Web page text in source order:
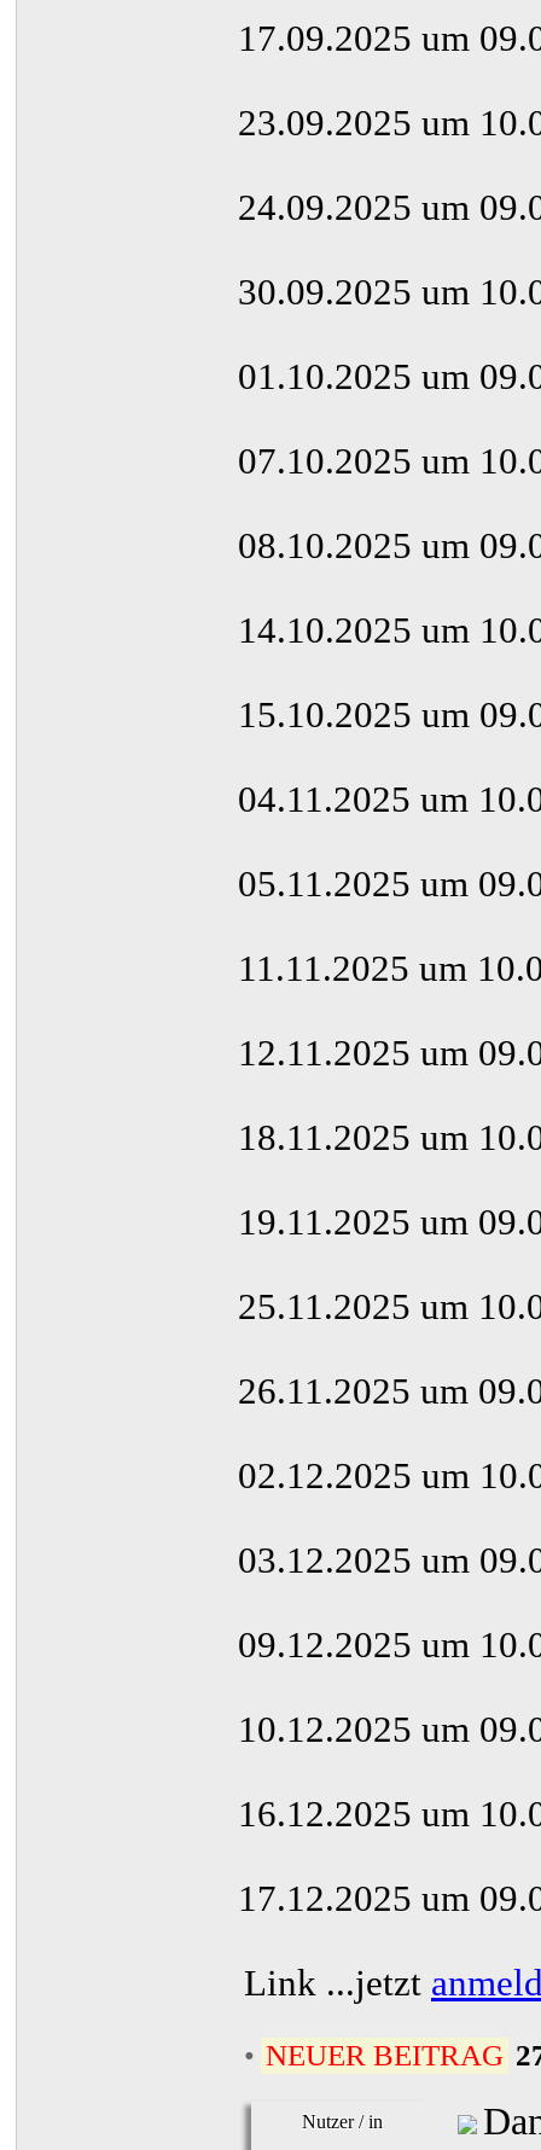
17.09.2025 um
23.09.2025 um
24.09.2025 um
30.09.2025 um
01.10.2025 um
07.10.2025 um
08.10.2025 um
14.10.2025 um
15.10.2025 um
04.11.2025 um
05.11.2025 um
11.11.2025 um
12.11.2025 um
18.11.2025 um
19.11.2025 um
25.11.2025 um
26.11.2025 um
02.12.2025 um
03.12.2025 um
09.12.2025 um
10.12.2025 um
16.12.2025 um
17.12.2025 um
Link ...jetzt
• NEUER BEITRAG
Nutzer / in